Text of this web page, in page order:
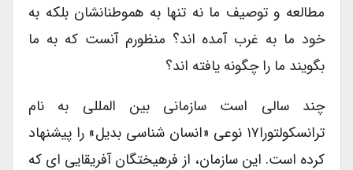
مطالعه و توصیف ما نه تنها به هموطنانشان بلکه به
خود ما به غرب آمده اند؟ منظورم آنست که به ما
بگویند ما را چگونه یافته اند؟
چند سالی است سازمانی بین المللی به نام
ترانسکولتورا۱۷ نوعی «انسان شناسی بدیل» را پیشنهاد
کرده است. این سازمان، از فرهیختگان آفریقایی ای که